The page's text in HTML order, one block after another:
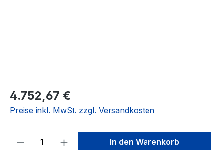
4.752,67 €
Preise inkl. MwSt. zzgl. Versandkosten
Produkt Anzahl: Gib denIn den Warenkorb